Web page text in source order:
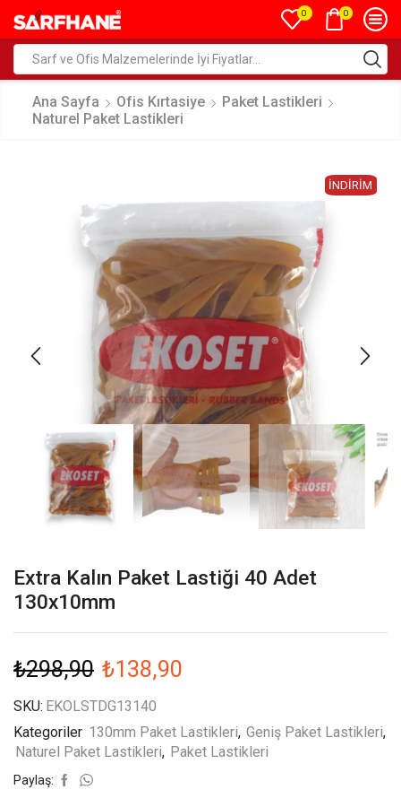
0 0
Ana Sayfa Ofis Kırtasiye
Paket Lastikleri
Naturel Paket Lastikleri
İNDIRIM
Extra Kalın Paket Lastiği 40 Adet
130x10mm
₺298,90 ₺138,90
SKU: EKOLSTDG13140
Kategoriler 130mm Paket Lastikleri, Geniş Paket Lastikleri,
Naturel Paket Lastikleri, Paket Lastikleri
Paylaş: